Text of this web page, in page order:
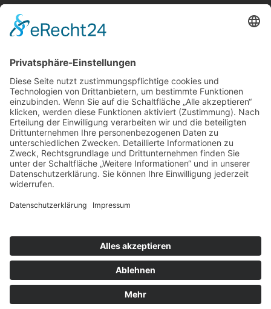
Zahlungsarten
Copyright © 2022–2026 DGEG Medien GmbH.